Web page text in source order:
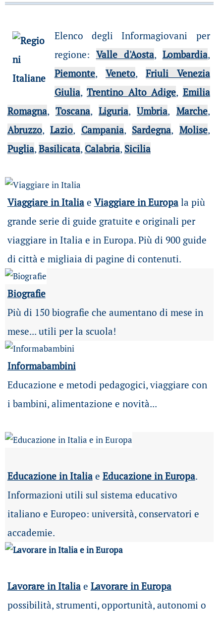
Elenco degli Informagiovani per
regione: Valle d'Aosta, Lombardia,
Piemonte, Veneto,Friuli Venezia
Giulia,Trentino Alto Adige, Emilia
Romagna, Toscana,Liguria,Umbria, Marche,
Abruzzo,Lazio, Campania, Sardegna, Molise,
Puglia, Basilicata, Calabria, Sicilia
Viaggiare in Italiae Viaggiare in Europala più
grande serie di guide gratuite e originali per
viaggiare in Italia e in Europa. Più di 900 guide
di città e migliaia di pagine di contenuti.
Biografie
Più di 150 biografie che aumentano di mese in
mese... utili per la scuola!
Informabambini
Educazione e metodi pedagogici, viaggiare con
i bambini, alimentazione e novità...
Educazione in Italiae Educazione in Europa.
Informazioni utili sul sistema educativo
italiano e Europeo: università, conservatori e
accademie.
Lavorare in Italia e Lavorare in Europa
possibilità, strumenti, opportunità, autonomi o